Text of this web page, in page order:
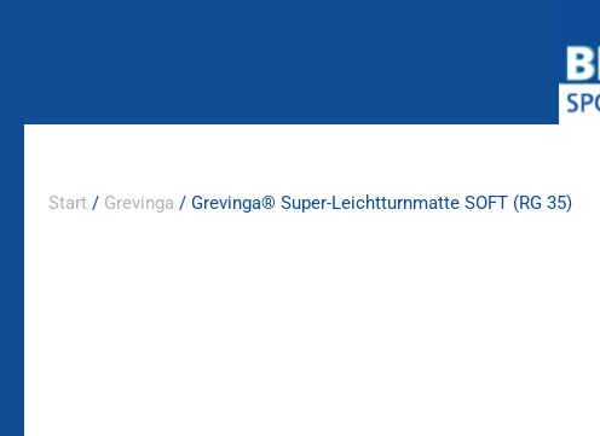
Start / Grevinga / Grevinga® Super-Leichtturnmatte SOFT (RG 35)